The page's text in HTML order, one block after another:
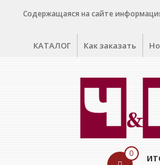
Содержащаяся на сайте
КАТАЛОГ Как заказать
0